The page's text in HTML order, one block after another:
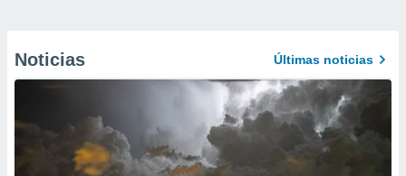
Noticias Últimas noticias